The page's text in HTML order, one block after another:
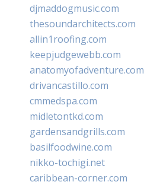
djmaddogmusic.com
thesoundarchitects.com
allin1roofing.com
keepjudgewebb.com
anatomyofadventure.com
drivancastillo.com
cmmedspa.com
midletontkd.com
gardensandgrills.com
basilfoodwine.com
nikko-tochigi.net
caribbean-corner.com